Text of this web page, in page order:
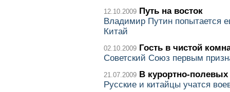
12.10.2009 Путь на восток
Владимир Путин попытается
Китай
02.10.2009 Гость в чистой
Советский Союз первым
21.07.2009 В курортно-полевых
Русские и китайцы учатся